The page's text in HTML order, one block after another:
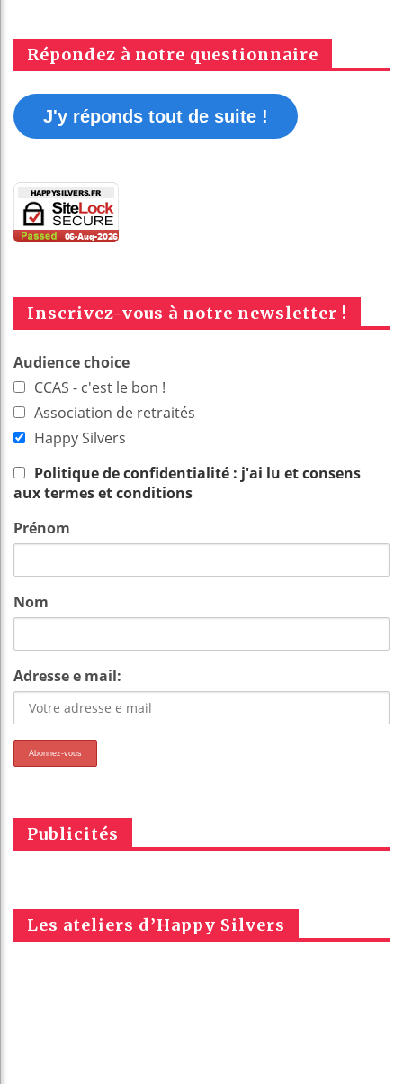
Répondez à notre questionnaire
J'y réponds tout de suite !
Inscrivez-vous à notre newsletter !
Audience choice
CCAS - c'est le bon !
Association de retraités
Happy Silvers
Politique de confidentialité : j'ai lu et consens
aux termes et conditions
Prénom
Nom
Adresse e mail:
Publicités
Les ateliers d’Happy Silvers